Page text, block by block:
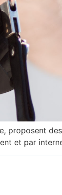
proposent
et par